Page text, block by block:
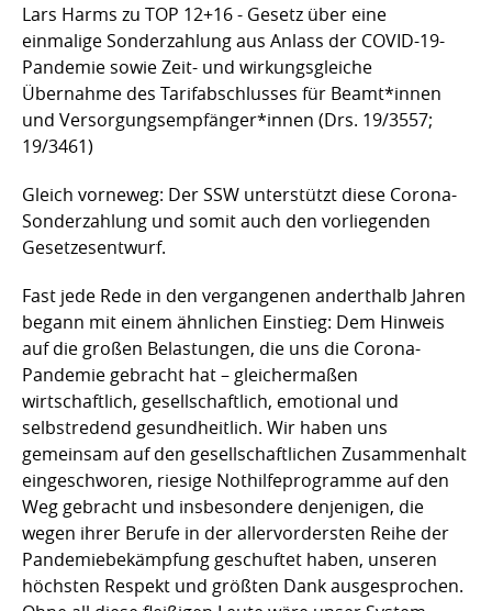
Lars Harms zu TOP 12+16 - Gesetz über eine
einmalige Sonderzahlung aus Anlass der COVID-19-
Pandemie sowie Zeit- und wirkungsgleiche
Übernahme des Tarifabschlusses für Beamt*innen
und Versorgungsempfänger*innen (Drs. 19/3557;
19/3461)
Gleich vorneweg: Der SSW unterstützt diese Corona-
Sonderzahlung und somit auch den vorliegenden
Gesetzesentwurf.
Fast jede Rede in den vergangenen anderthalb Jahren
begann mit einem ähnlichen Einstieg: Dem Hinweis
auf die großen Belastungen, die uns die Corona-
Pandemie gebracht hat – gleichermaßen
wirtschaftlich, gesellschaftlich, emotional und
selbstredend gesundheitlich. Wir haben uns
gemeinsam auf den gesellschaftlichen Zusammenhalt
eingeschworen, riesige Nothilfeprogramme auf den
Weg gebracht und insbesondere denjenigen, die
wegen ihrer Berufe in der allervordersten Reihe der
Pandemiebekämpfung geschuftet haben, unseren
höchsten Respekt und größten Dank ausgesprochen.